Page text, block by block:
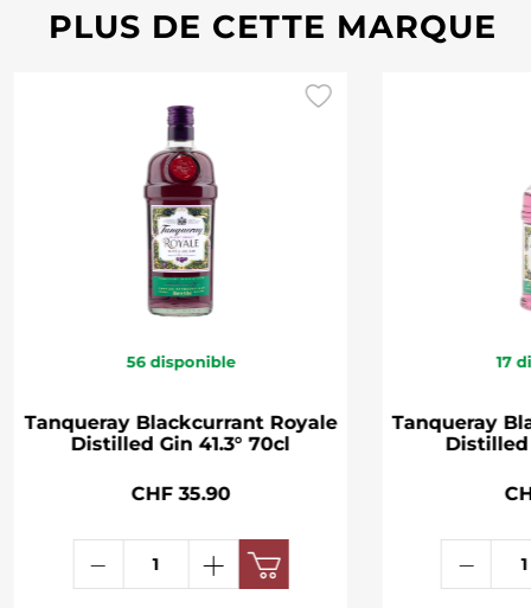
PLUS DE CETTE MARQUE
56 disponible
Tanqueray Blackcurrant Royale
Distilled Gin 41.3° 70cl
CHF 35.90
17
Tanqueray
Distilled